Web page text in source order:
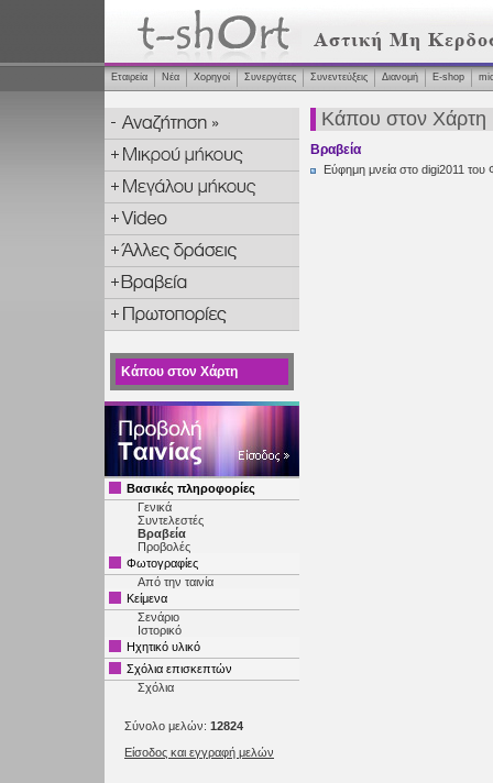
Εταιρεία Νέα Χορηγοί Συνεργάτες Συνεντεύξεις Διανομή Ε-shop
Κάπου στον Χάρτη
Βασικές πληροφορίες
Γενικά
Συντελεστές
Βραβεία
Προβολές
Φωτογραφίες
Από την ταινία
Κείμενα
Σενάριο
Ιστορικό
Ηχητικό υλικό
Σχόλια επισκεπτών
Σχόλια
Σύνολο μελών: 12824
Είσοδος και εγγραφή μελών
Κάπου στον Χάρτη
Βραβεία
Εύφημη μνεία στο digi2011 του